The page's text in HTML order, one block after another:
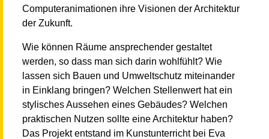
Computeranimationen ihre Visionen der Architektur
der Zukunft.
Wie können Räume ansprechender gestaltet
werden, so dass man sich darin wohlfühlt? Wie
lassen sich Bauen und Umweltschutz miteinander
in Einklang bringen? Welchen Stellenwert hat ein
stylisches Aussehen eines Gebäudes? Welchen
praktischen Nutzen sollte eine Architektur haben?
Das Projekt entstand im Kunstunterricht bei Eva